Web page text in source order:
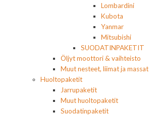
Lombardini
Kubota
Yanmar
Mitsubishi
SUODATINPAKETIT
Öljyt moottori & vaihteisto
Muut nesteet, liimat ja massat
Huoltopaketit
Jarrupaketit
Muut huoltopaketit
Suodatinpaketit